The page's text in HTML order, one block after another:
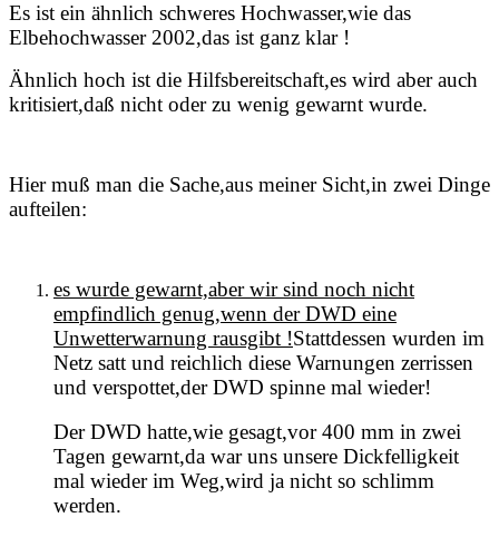
Es ist ein ähnlich schweres Hochwasser,wie das
Elbehochwasser 2002,das ist ganz klar !
Ähnlich hoch ist die Hilfsbereitschaft,es wird aber auch
kritisiert,daß nicht oder zu wenig gewarnt wurde.
Hier muß man die Sache,aus meiner Sicht,in zwei Dinge
aufteilen:
es wurde gewarnt,aber wir sind noch nicht
empfindlich genug,wenn der DWD eine
Unwetterwarnung rausgibt !Stattdessen wurden im
Netz satt und reichlich diese Warnungen zerrissen
und verspottet,der DWD spinne mal wieder!
Der DWD hatte,wie gesagt,vor 400 mm in zwei
Tagen gewarnt,da war uns unsere Dickfelligkeit
mal wieder im Weg,wird ja nicht so schlimm
werden.